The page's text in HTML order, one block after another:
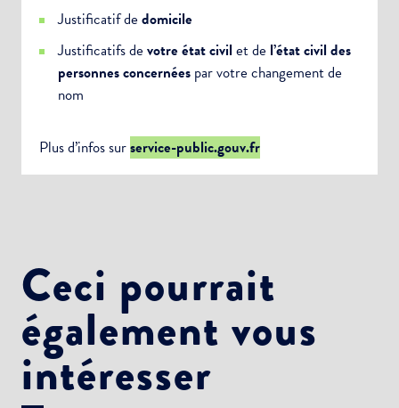
Justificatif de domicile
Justificatifs de votre état civilet de l’état civil des
personnes concernées par votre changement de
nom
Plus d’infos surservice-public.gouv.fr
Ceci pourrait
également vous
intéresser